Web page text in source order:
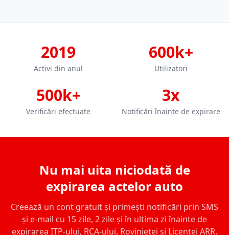
2019
Activi din anul
600k+
Utilizatori
500k+
Verificări efectuate
3x
Notificări înainte de expirare
Nu mai uita niciodată de
expirarea actelor auto
Creează un cont gratuit și primești notificări prin SMS
și e-mail cu 15 zile, 2 zile și în ultima zi înainte de
expirarea ITP-ului, RCA-ului, Rovinietei și Licenței ARR.